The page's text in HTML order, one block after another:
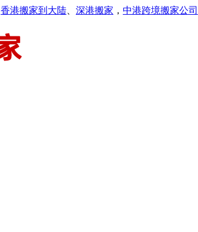
香港搬家到大陆 深港搬家 ， 中港跨境搬家公司